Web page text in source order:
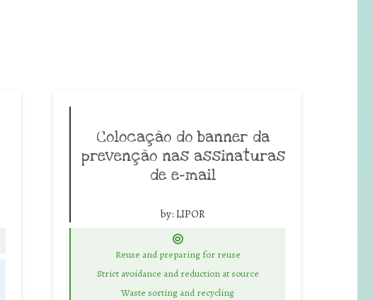
Colocação do banner da
prevenção nas assinaturas
de e-mail
by: LIPOR
Reuse and preparing for reuse
Strict avoidance and reduction at source
Waste sorting and recycling